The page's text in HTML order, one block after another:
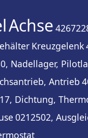
Achse
Kreuzgelenk
Nadellager,
Antrieb
Dichtung,
0212502,